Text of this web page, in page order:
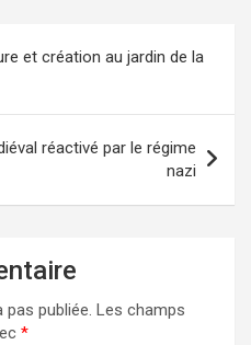
et création au jardin de la
réactivé par le régime
nazi
publiée. Les champs
*